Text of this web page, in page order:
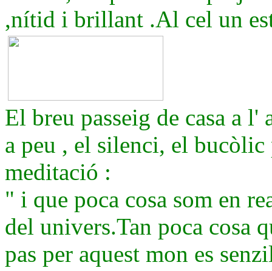
,nítid i brillant .Al cel un
El breu passeig de casa a
a peu , el silenci, el
meditació :
" i que poca cosa som en
del univers.Tan poca cosa
pas per aquest mon es